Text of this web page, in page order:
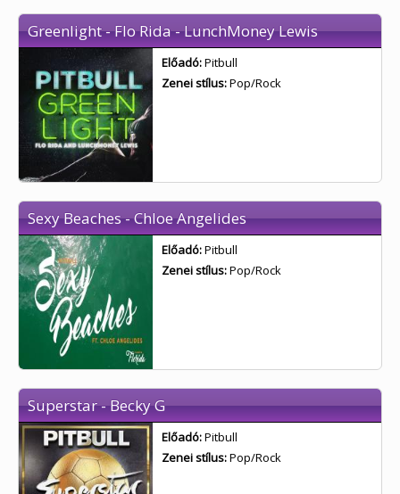
Greenlight - Flo Rida - LunchMoney Lewis
Előadó:Pitbull
Zenei stílus:Pop/Rock
Sexy Beaches - Chloe Angelides
Előadó:Pitbull
Zenei stílus:Pop/Rock
Superstar - Becky G
Előadó:Pitbull
Zenei stílus:Pop/Rock